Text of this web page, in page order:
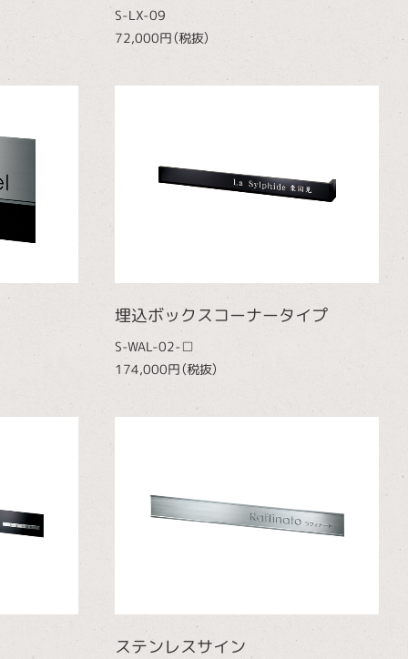
S-LX-09
72,000円（税抜）
埋込ボックスコーナータイプ
S-WAL-02-□
174,000円（税抜）
ステンレスサイン